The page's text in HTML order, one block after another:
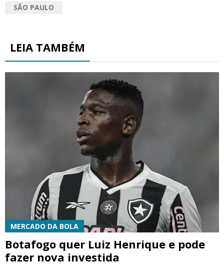
SÃO PAULO
LEIA TAMBÉM
MERCADO DA BOLA
Botafogo quer Luiz Henrique e pode
fazer nova investida